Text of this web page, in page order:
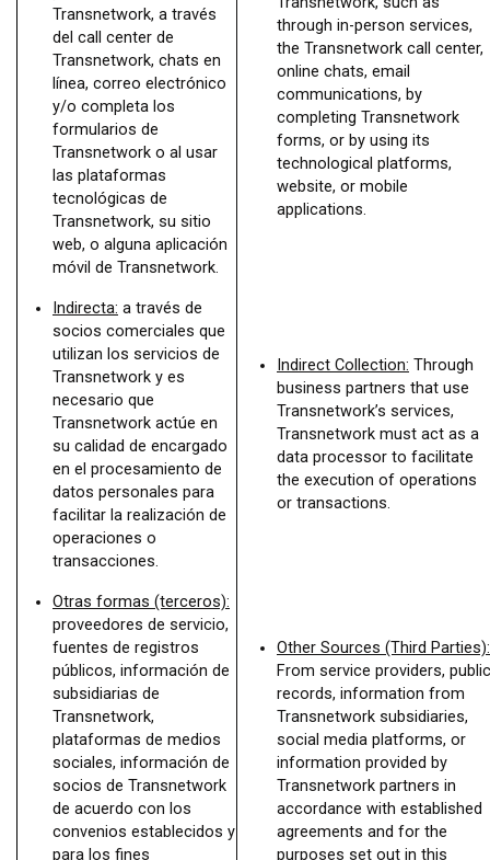
Transnetwork, a través
del call center de
Transnetwork, chats en
línea, correo electrónico
y/o completa los
formularios de
Transnetwork o al usar
las plataformas
tecnológicas de
Transnetwork, su sitio
web, o alguna aplicación
móvil de Transnetwork.
through in-person services,
the Transnetwork call center,
online chats, email
communications, by
completing Transnetwork
forms, or by using its
technological platforms,
website, or mobile
applications.
Indirecta: a través de
socios comerciales que
utilizan los servicios de
Transnetwork y es
necesario que
Transnetwork actúe en
su calidad de encargado
en el procesamiento de
datos personales para
facilitar la realización de
operaciones o
transacciones.
Indirect Collection: Through
business partners that use
Transnetwork’s services,
Transnetwork must act as a
data processor to facilitate
the execution of operations
or transactions.
Otras formas (terceros):
proveedores de servicio,
fuentes de registros
públicos, información de
subsidiarias de
Transnetwork,
plataformas de medios
sociales, información de
socios de Transnetwork
de acuerdo con los
convenios establecidos y
para los fines
Other Sources (Third Parties):
From service providers, public
records, information from
Transnetwork subsidiaries,
social media platforms, or
information provided by
Transnetwork partners in
accordance with established
agreements and for the
purposes set out in this